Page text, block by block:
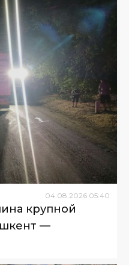
04 08 2026 05:40
крупной
—